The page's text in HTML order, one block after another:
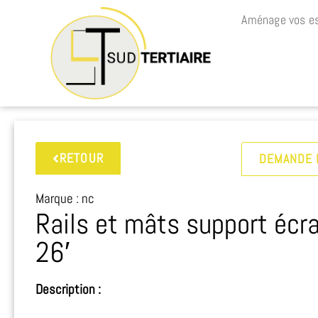
Aménage vos
RETOUR DEMANDE
Marque : nc
Rails et mâts support
26′
Description :